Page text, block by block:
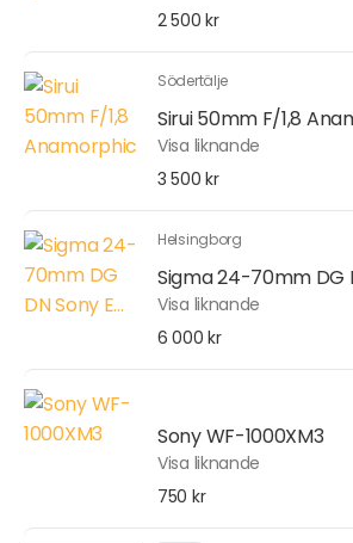
2 500 kr
Södertälje
Sirui 50mm F/1,8
Visa liknande
3 500 kr
Helsingborg
Sigma 24-70mm DG
Visa liknande
6 000 kr
Sony WF-1000XM3
Visa liknande
750 kr